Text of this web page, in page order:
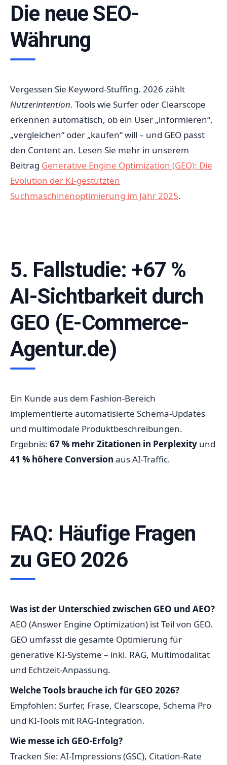
Die neue SEO-
Währung
Vergessen Sie Keyword-Stuffing. 2026 zählt
Nutzerintention. Tools wie Surfer oder Clearscope
erkennen automatisch, ob ein User „informieren“,
„vergleichen“ oder „kaufen“ will – und GEO passt
den Content an. Lesen Sie mehr in unserem
Beitrag Generative Engine Optimization (GEO): Die
Evolution der KI-gestützten
Suchmaschinenoptimierung im Jahr 2025.
5. Fallstudie: +67 %
AI-Sichtbarkeit durch
GEO (E-Commerce-
Agentur.de)
Ein Kunde aus dem Fashion-Bereich
implementierte automatisierte Schema-Updates
und multimodale Produktbeschreibungen.
Ergebnis: 67 % mehr Zitationen in Perplexity und
41 % höhere Conversion aus AI-Traffic.
FAQ: Häufige Fragen
zu GEO 2026
Was ist der Unterschied zwischen GEO und AEO?
AEO (Answer Engine Optimization) ist Teil von GEO.
GEO umfasst die gesamte Optimierung für
generative KI-Systeme – inkl. RAG, Multimodalität
und Echtzeit-Anpassung.
Welche Tools brauche ich für GEO 2026?
Empfohlen: Surfer, Frase, Clearscope, Schema Pro
und KI-Tools mit RAG-Integration.
Wie messe ich GEO-Erfolg?
Tracken Sie: AI-Impressions (GSC), Citation-Rate